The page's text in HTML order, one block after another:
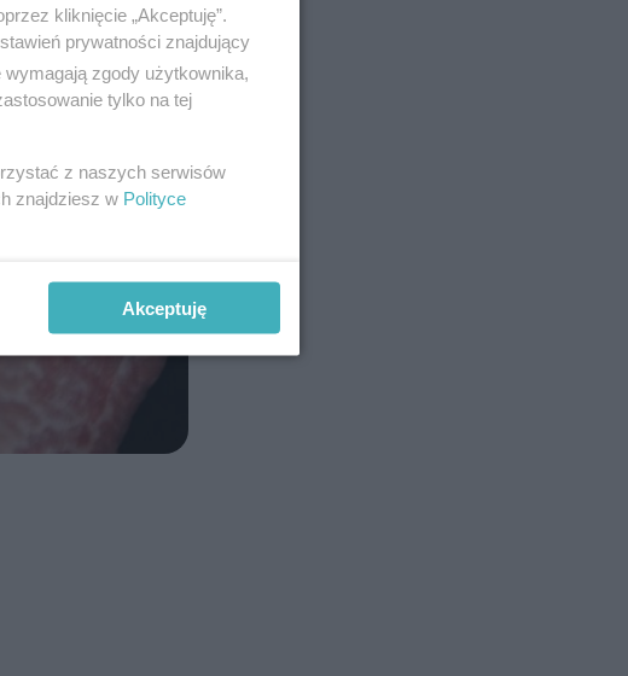
kliknięcie „Akceptuję”.
prywatności znajdujący
zgody użytkownika,
tylko na tej
z naszych serwisów
znajdziesz w Polityce
Akceptuję